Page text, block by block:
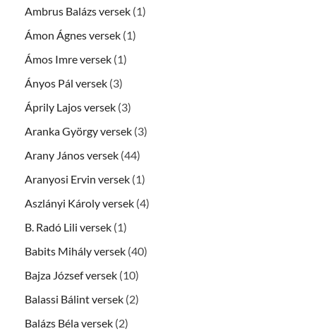
Ambrus Balázs versek (1)
Ámon Ágnes versek (1)
Ámos Imre versek (1)
Ányos Pál versek (3)
Áprily Lajos versek (3)
Aranka György versek (3)
Arany János versek (44)
Aranyosi Ervin versek (1)
Aszlányi Károly versek (4)
B. Radó Lili versek (1)
Babits Mihály versek (40)
Bajza József versek (10)
Balassi Bálint versek (2)
Balázs Béla versek (2)